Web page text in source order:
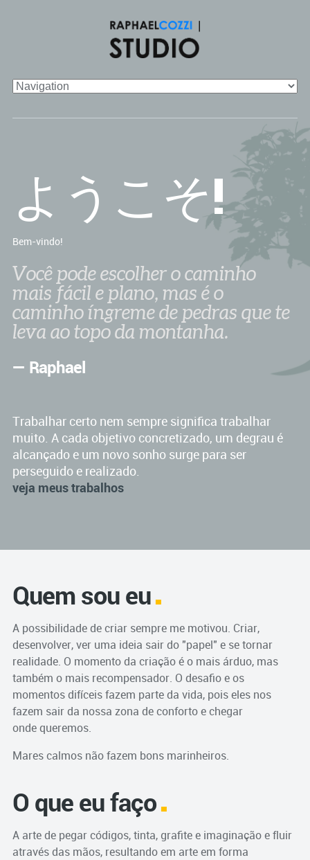
ようこそ!
Bem-vindo!
Você pode escolher o caminho
mais fácil e plano, mas é o
caminho íngreme de pedras que te
leva ao topo da montanha.
— Raphael
Trabalhar certo nem sempre significa trabalhar
muito. A cada objetivo concretizado, um degrau é
alcançado e um novo sonho surge para ser
perseguido e realizado.
veja meus trabalhos
Quem sou eu
A possibilidade de criar sempre me motivou. Criar,
desenvolver, ver uma ideia sair do "papel" e se tornar
realidade. O momento da criação é o mais árduo, mas
também o mais recompensador. O desafio e os
momentos difíceis fazem parte da vida, pois eles nos
fazem sair da nossa zona de conforto e chegar
onde queremos.
Mares calmos não fazem bons marinheiros.
O que eu faço
A arte de pegar códigos, tinta, grafite e imaginação e fluir
através das mãos, resultando em arte em forma